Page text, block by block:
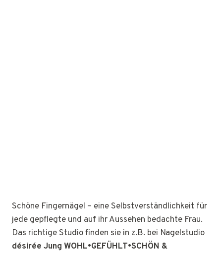
Schöne Fingernägel – eine Selbstverständlichkeit für
jede gepflegte und auf ihr Aussehen bedachte Frau.
Das richtige Studio finden sie in z.B. bei Nagelstudio
désirée Jung WOHL•GEFÜHLT•SCHÖN &